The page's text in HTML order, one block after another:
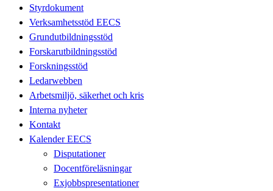
Styrdokument
Verksamhetsstöd EECS
Grundutbildningsstöd
Forskarutbildningsstöd
Forskningsstöd
Ledarwebben
Arbetsmiljö, säkerhet och kris
Interna nyheter
Kontakt
Kalender EECS
Disputationer
Docentföreläsningar
Exjobbspresentationer